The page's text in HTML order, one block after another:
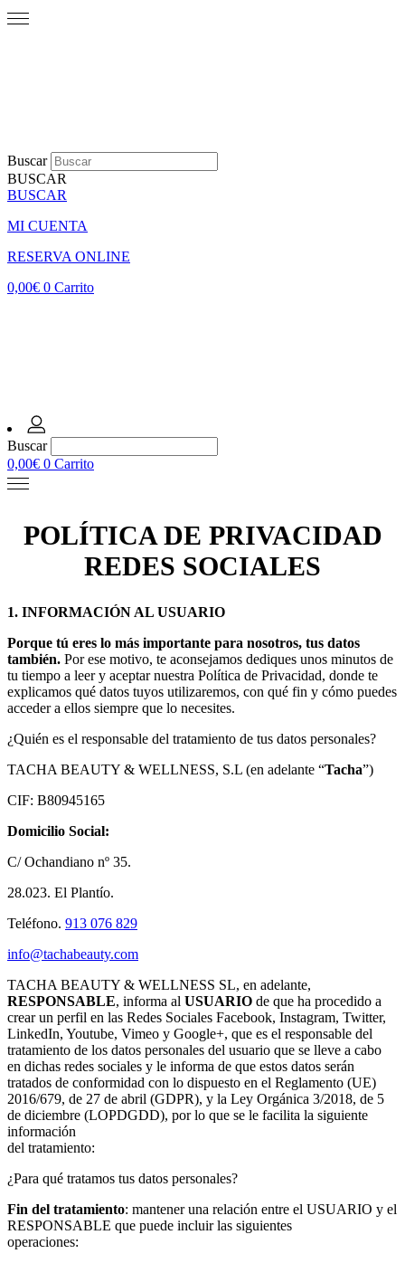
Buscar
BUSCAR
BUSCAR
MI CUENTA
RESERVA ONLINE
0,00€ 0 Carrito
Buscar
0,00€ 0 Carrito
POLÍTICA DE PRIVACIDAD
REDES SOCIALES
1. INFORMACIÓN AL USUARIO
Porque tú eres lo más importante para nosotros, tus datos
también. Por ese motivo, te aconsejamos dediques unos minutos de
tu tiempo a leer y aceptar nuestra Política de Privacidad, donde te
explicamos qué datos tuyos utilizaremos, con qué fin y cómo puedes
acceder a ellos siempre que lo necesites.
¿Quién es el responsable del tratamiento de tus datos personales?
TACHA BEAUTY & WELLNESS, S.L (en adelante “Tacha”)
CIF: B80945165
Domicilio Social:
C/ Ochandiano nº 35.
28.023. El Plantío.
Teléfono. 913 076 829
info@tachabeauty.com
TACHA BEAUTY & WELLNESS SL, en adelante,
RESPONSABLE, informa al USUARIO de que ha procedido a
crear un perfil en las Redes Sociales Facebook, Instagram, Twitter,
LinkedIn, Youtube, Vimeo y Google+, que es el responsable del
tratamiento de los datos personales del usuario que se lleve a cabo
en dichas redes sociales y le informa de que estos datos serán
tratados de conformidad con lo dispuesto en el Reglamento (UE)
2016/679, de 27 de abril (GDPR), y la Ley Orgánica 3/2018, de 5
de diciembre (LOPDGDD), por lo que se le facilita la siguiente
información
del tratamiento:
¿Para qué tratamos tus datos personales?
Fin del tratamiento: mantener una relación entre el USUARIO y el
RESPONSABLE que puede incluir las siguientes
operaciones: